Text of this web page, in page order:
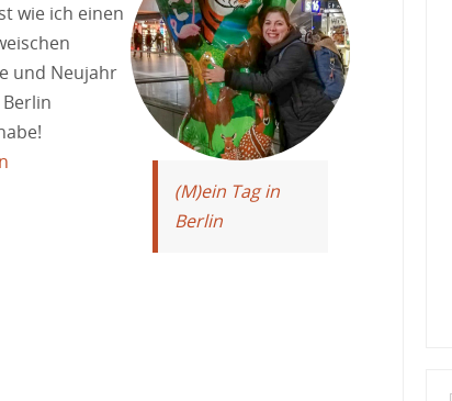
wie ich einen
und Neujahr
(M)ein Tag in
Berlin